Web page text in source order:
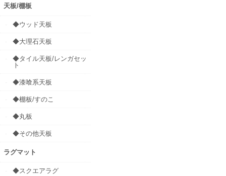
天板/棚板
◆ウッド天板
◆大理石天板
◆タイル天板/レンガセッ
ト
◆漆喰系天板
◆棚板/すのこ
◆丸板
◆その他天板
ラグマット
◆スクエアラグ